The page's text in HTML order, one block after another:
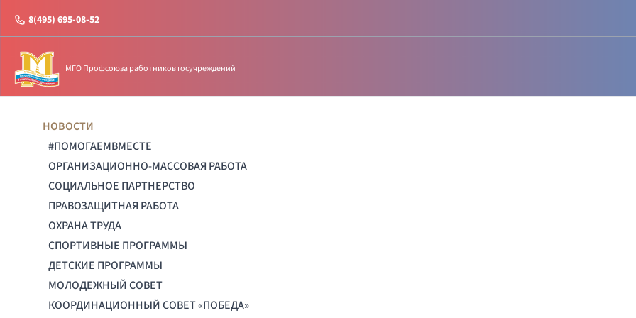
8(495) 695-08-52
МГО Профсоюза работников госучреждений
НОВОСТИ
#ПОМОГАЕМВМЕСТЕ
ОРГАНИЗАЦИОННО-МАССОВАЯ РАБОТА
СОЦИАЛЬНОЕ ПАРТНЕРСТВО
ПРАВОЗАЩИТНАЯ РАБОТА
ОХРАНА ТРУДА
СПОРТИВНЫЕ ПРОГРАММЫ
ДЕТСКИЕ ПРОГРАММЫ
МОЛОДЕЖНЫЙ СОВЕТ
КООРДИНАЦИОННЫЙ СОВЕТ «ПОБЕДА»